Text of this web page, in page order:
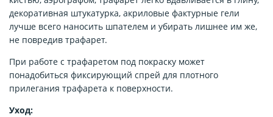
декоративная штукатурка, акриловые фактурные гели
лучше всего наносить шпателем и убирать лишнее им же,
не повредив трафарет.
При работе с трафаретом под покраску может
понадобиться фиксирующий спрей для плотного
прилегания трафарета к поверхности.
Уход: